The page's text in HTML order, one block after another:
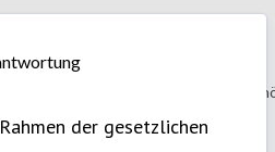
der gesetzlichen
Bloggern, Kolumnisten,